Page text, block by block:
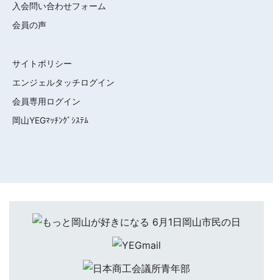
入会問い合わせフォーム
会員の声
サイトポリシー
エンジェルタッチログイン
会員専用ログイン
岡山YEGﾏｯﾁﾝｸﾞｼｽﾃﾑ